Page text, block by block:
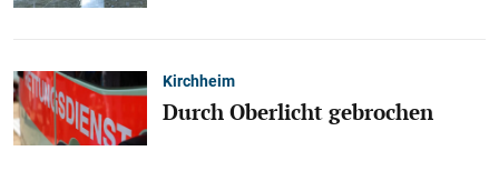
Kirchheim
Durch Oberlicht gebrochen